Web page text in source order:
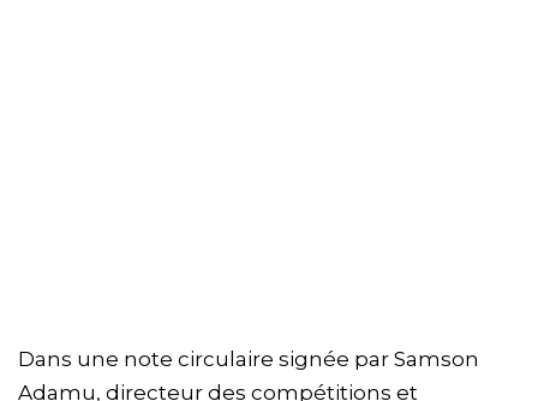
Dans une note circulaire signée par Samson
Adamu, directeur des compétitions et